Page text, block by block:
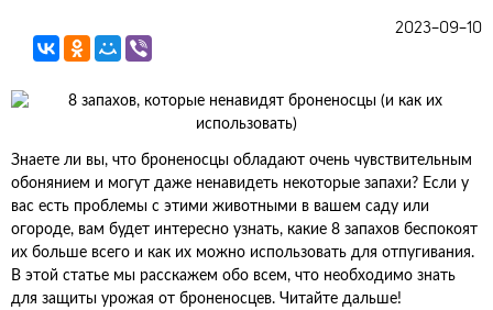
2023-09-10
Знаете ли вы, что броненосцы обладают очень чувствительным
обонянием и могут даже ненавидеть некоторые запахи? Если у
вас есть проблемы с этими животными в вашем саду или
огороде, вам будет интересно узнать, какие 8 запахов беспокоят
их больше всего и как их можно использовать для отпугивания.
В этой статье мы расскажем обо всем, что необходимо знать
для защиты урожая от броненосцев. Читайте дальше!